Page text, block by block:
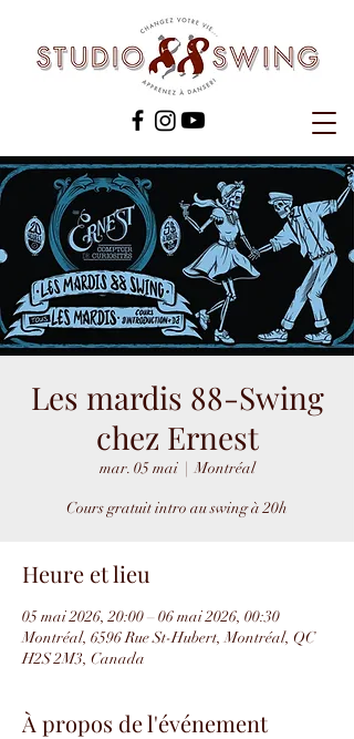
Les mardis 88-Swing
chez Ernest
mar. 05 mai
  |
Montréal
Cours gratuit intro au swing à 20h
Heure et lieu
05 mai 2026, 20:00 – 06 mai 2026, 00:30
Montréal, 6596 Rue St-Hubert, Montréal, QC
H2S 2M3, Canada
À propos de l'événement